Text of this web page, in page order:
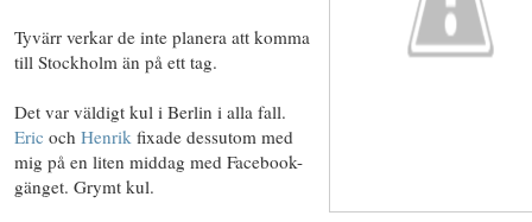
Tyvärr verkar de inte planera att komma
till Stockholm än på ett tag.
Det var väldigt kul i Berlin i alla fall.
Eric och Henrik fixade dessutom med
mig på en liten middag med Facebook-
gänget. Grymt kul.